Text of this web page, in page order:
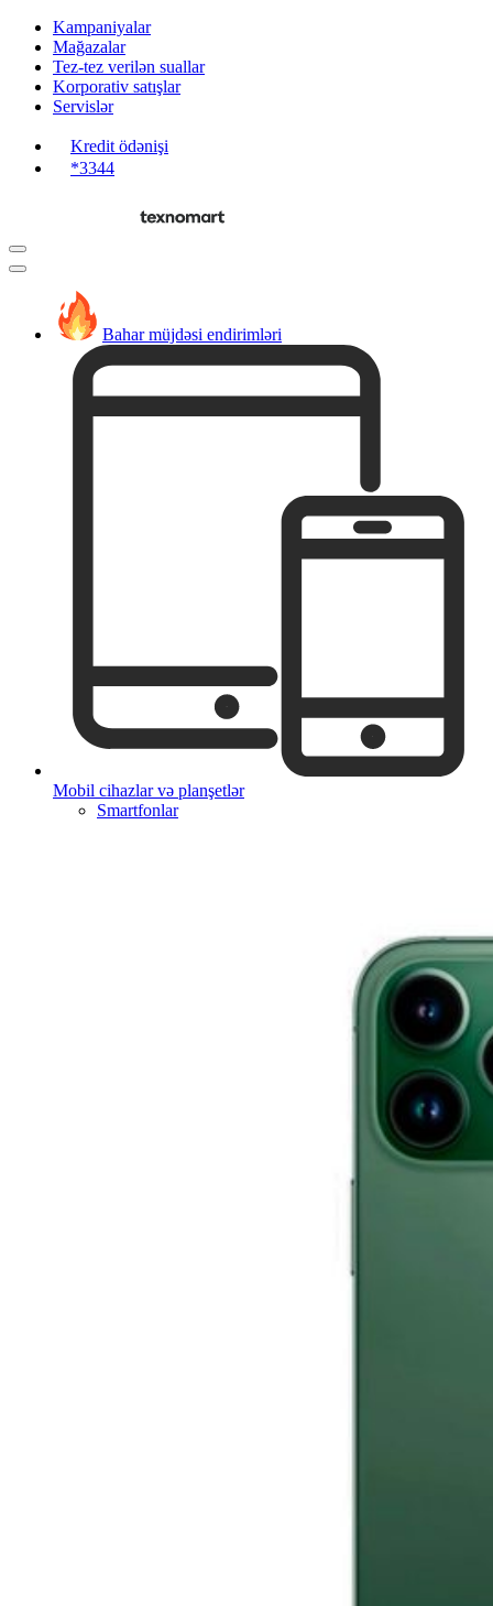
Kampaniyalar
Mağazalar
Tez-tez verilən suallar
Korporativ satışlar
Servislər
Kredit ödənişi
*3344
Bahar müjdəsi endirimləri
Mobil cihazlar və planşetlər
Smartfonlar